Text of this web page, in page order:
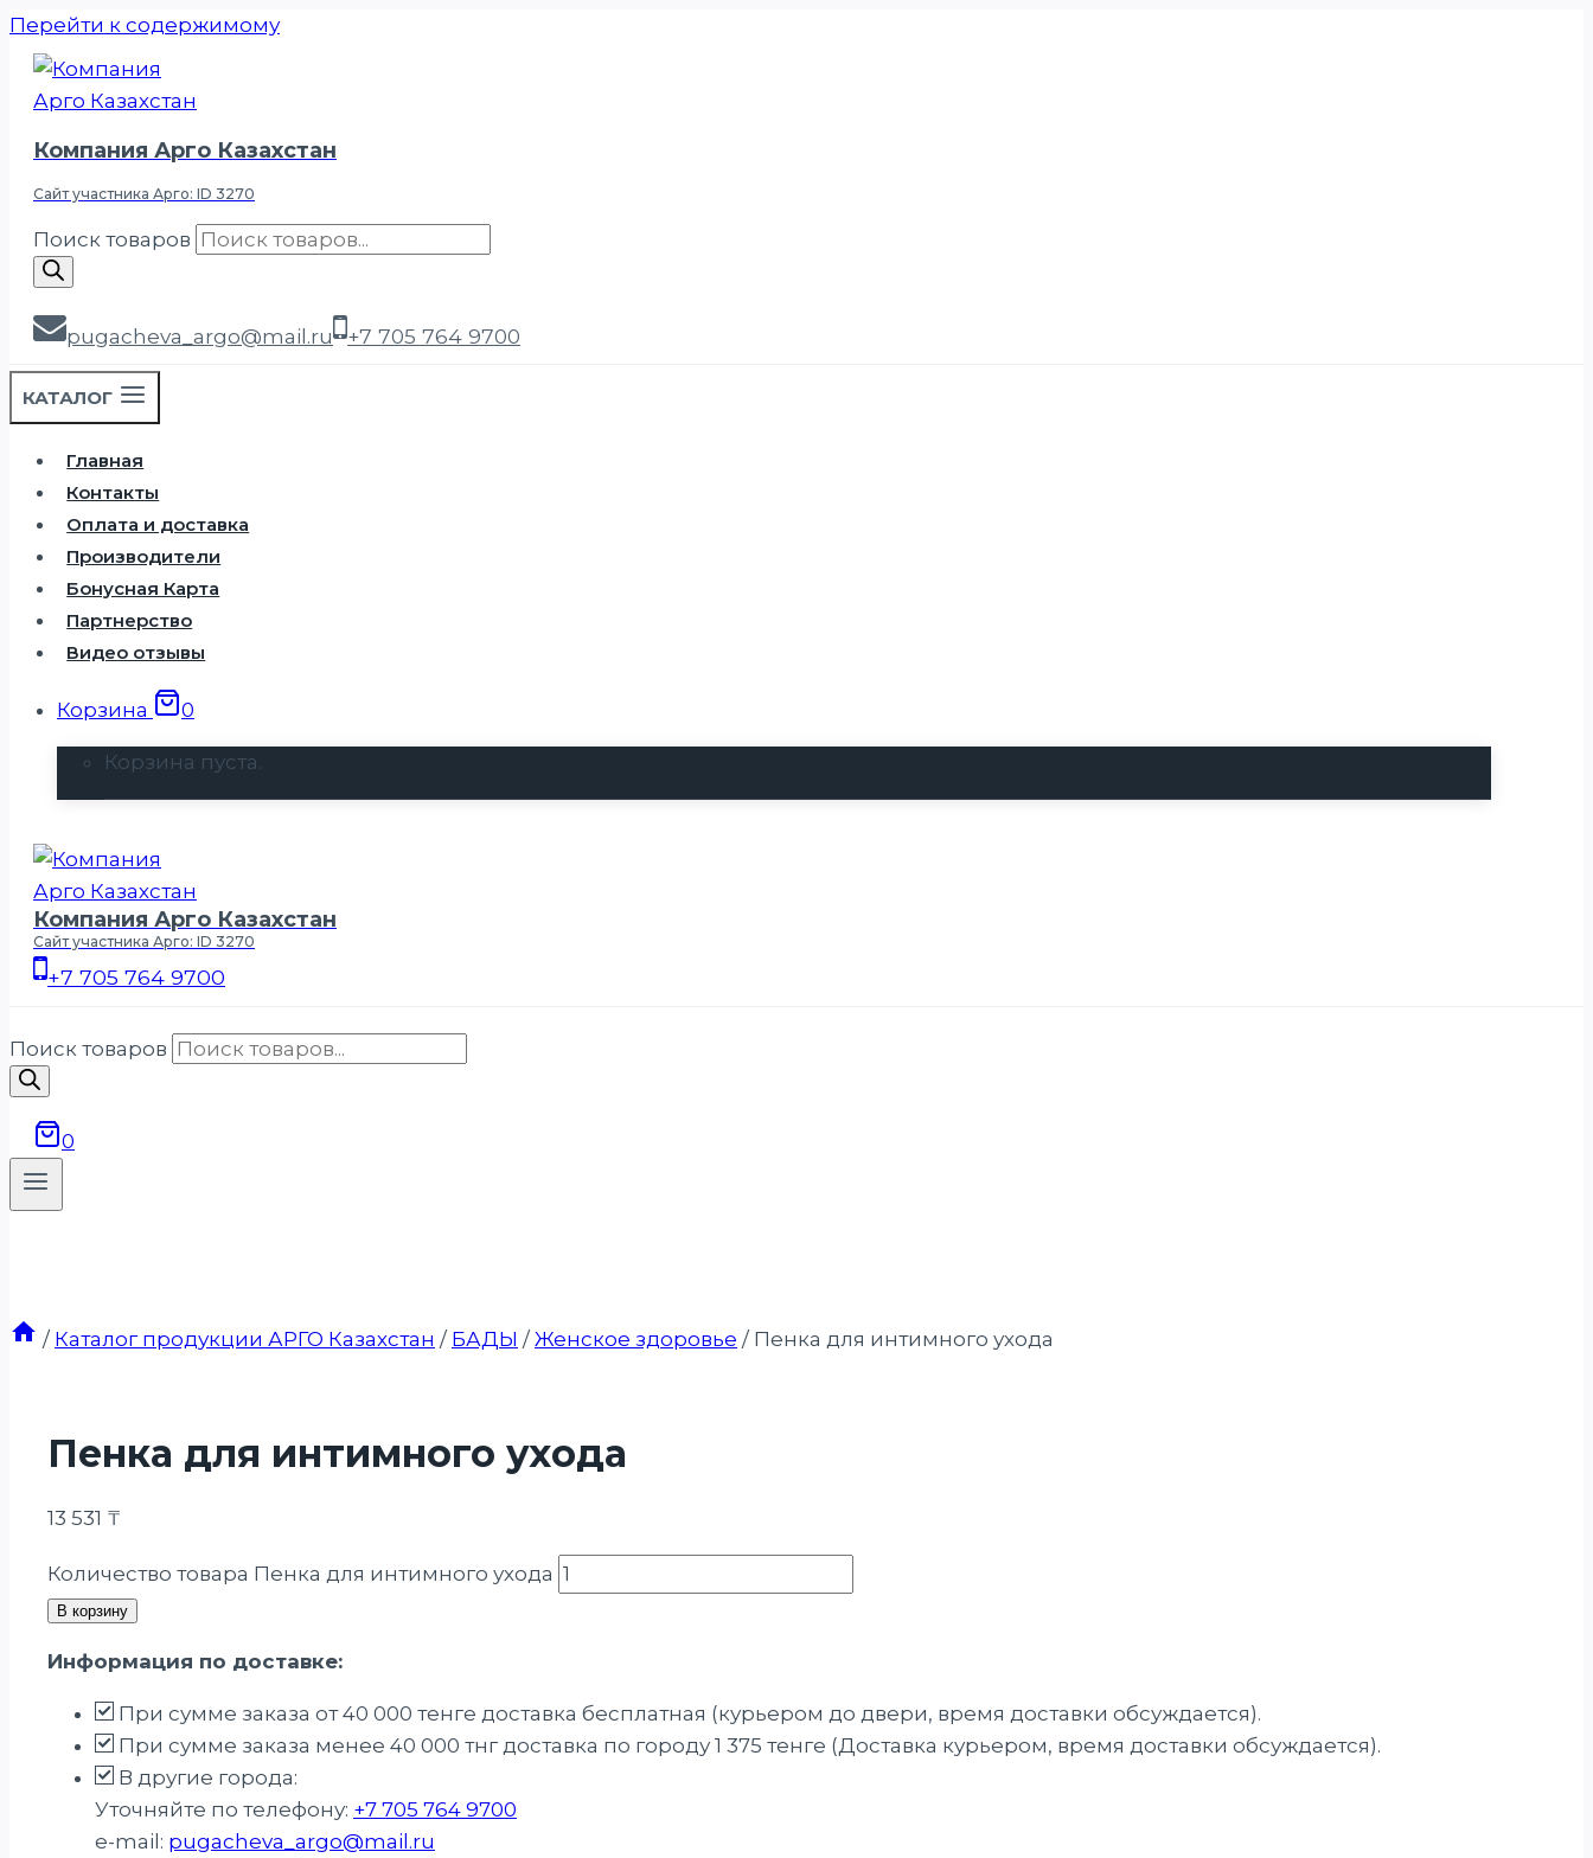
Перейти к содержимому
Компания Арго Казахстан
Сайт участника Арго: ID 3270
Поиск товаров
pugacheva_argo@mail.ru +7 705 764 9700
КАТАЛОГ
Главная
Контакты
Оплата и доставка
Производители
Бонусная Карта
Партнерство
Видео отзывы
Корзина 0
Корзина пуста.
Компания Арго Казахстан
Сайт участника Арго: ID 3270
+7 705 764 9700
Поиск товаров
0
/ Каталог продукции АРГО Казахстан / БАДЫ / Женское здоровье / Пенка для интимного ухода
Пенка для интимного ухода
13 531 ₸
Количество товара Пенка для интимного ухода
В корзину
Информация по доставке:
При сумме заказа от 40 000 тенге доставка бесплатная (курьером до двери, время доставки обсуждается).
При сумме заказа менее 40 000 тнг доставка по городу 1 375 тенге (Доставка курьером, время доставки обсуждается).
В другие города:
Уточняйте по телефону: +7 705 764 9700
e-mail: pugacheva_argo@mail.ru